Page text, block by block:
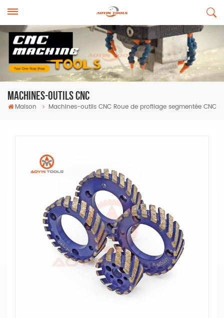
Machines-Outils CNC
Maison Machines-outils CNC Roue de profilage segmentée CNC